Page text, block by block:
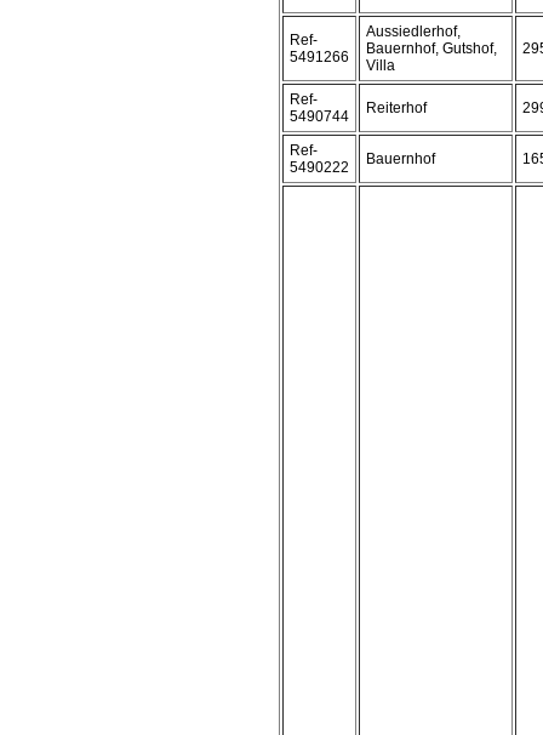
Ref-
5491266
Aussiedlerhof,
Bauernhof, Gutshof,
Villa
Ref-
5490744
Reiterhof
Ref-
5490222
Bauernhof